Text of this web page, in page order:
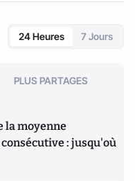
24 Heures 7 Jours
PLUS PARTAGES
la moyenne
: jusqu'où